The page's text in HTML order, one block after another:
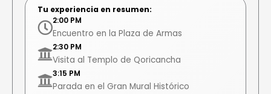
Tu experiencia en resumen:
2:00 PM
Encuentro en la Plaza de Armas
2:30 PM
Visita al Templo de Qoricancha
3:15 PM
Parada en el Gran Mural Histórico